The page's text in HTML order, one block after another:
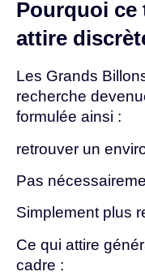
Pourquoi ce
attire
Les Grands
recherche
formulée ainsi :
retrouver un
Pas
Simplement plus
Ce qui attire
cadre :